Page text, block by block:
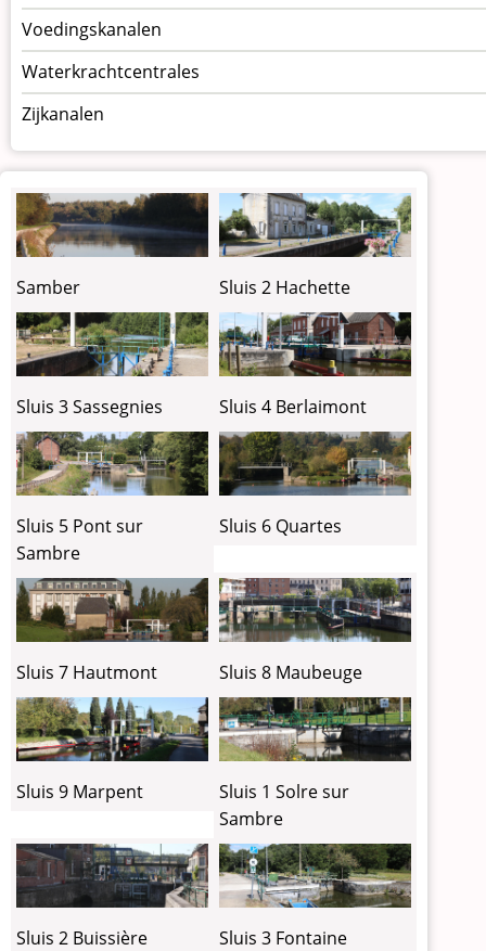
Voedingskanalen
Waterkrachtcentrales
Zijkanalen
Samber Sluis 2 Hachette
Sluis 3 Sassegnies Sluis 4 Berlaimont
Sluis 5 Pont sur
Sambre
Sluis 6 Quartes
Sluis 7 Hautmont Sluis 8 Maubeuge
Sluis 9 Marpent
Sluis 1 Solre sur
Sambre
Sluis 2 Buissière
Sluis 3 Fontaine